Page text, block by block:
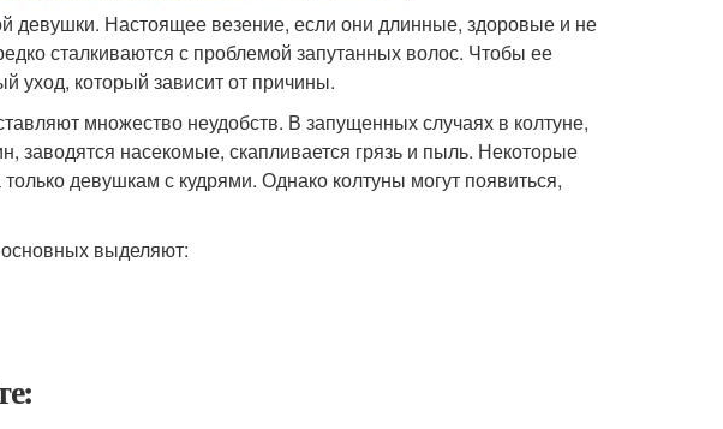
девушки. Настоящее везение, если они длинные, здоровые и не
сталкиваются с проблемой запутанных волос. Чтобы ее
уход, который зависит от причины.
множество неудобств. В запущенных случаях в колтуне,
заводятся насекомые, скапливается грязь и пыль. Некоторые
девушкам с кудрями. Однако колтуны могут появиться,
выделяют: